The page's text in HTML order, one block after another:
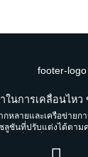
ในการเคลื่อนไห
ลายและเครือข่ายกา
ลูชันที่ปรับแต่งได้ตาม